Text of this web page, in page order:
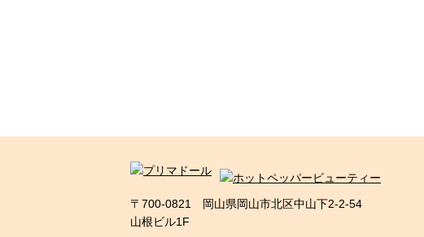
〒700-0821 岡山県岡山市北区中山下2-2-54
山根ビル1F